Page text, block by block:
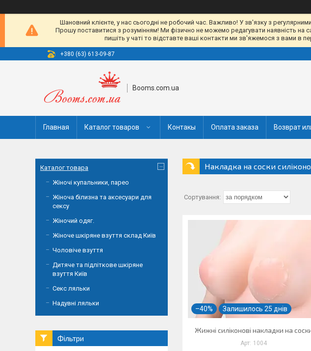
Шановний клієнте, у нас сьогодні не робочий час. Важливо! У зв'язку з
Прошу поставитися з розумінням! Ми фізично не можемо редагувати наявність на
пишіть у чаті то відставте ваші контакти ми зв'яжемося з вами в
+380 (63) 613-09-87
Booms.com.ua
Главная Каталог товаров Контакы Оплата заказа Возврат
Накладка на соски
–40% Залишилось 25 днів
Жижні силіконові накладки на
1004
Каталог товара
Жіночі купальники, парео
Жіноча білизна та аксесуари для
сексу
Жіночий одяг.
Жіноче шкіряне взуття склад Київ
Чоловіче взуття
Дитяче та підліткове шкіряне
взуття Київ
Секс ляльки
Надувні ляльки
Фільтри